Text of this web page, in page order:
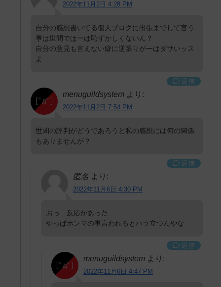
2022年11月2日 4:28 PM
自分の感想書いてる個人ブログに出張までして言う
事は世間ではーは恥ずかしくないん？
自分の意見も言えない癖に逆張りがーはダサいッス
よ
返信
menuguildsystem より:
2022年11月2日 7:54 PM
世間の評判がどうであろうと私の感想には何の関係
もありませんが？
返信
匿名 より:
2022年11月6日 4:30 PM
おっ 反応があった
やっぱホンマの事言われるとハラ立つんやな
返信
menuguildsystem より:
2022年11月6日 4:47 PM